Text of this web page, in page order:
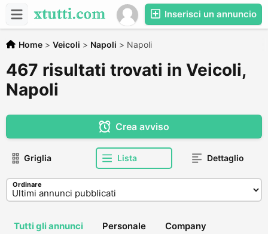
Inserisci un annuncio
Home > Veicoli > Napoli > Napoli
467 risultati trovati in Veicoli,
Napoli
Crea avviso
Griglia Lista Dettaglio
Ordinare
Tutti gli annunci Personale Company